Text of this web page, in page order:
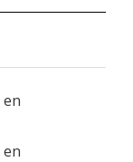
en
en